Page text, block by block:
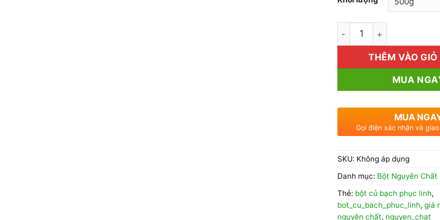
1kg Bột Củ Bạch Phục
THÊM VÀO
MUA
MUA
Gọi điện xác nhận và
SKU: Không áp dụng
Danh mục: Bột Nguyên Chất
Thẻ: bột củ bạch phục linh,
bot_cu_bach_phuc_linh, giá
nguyên chất, nguyen_chat